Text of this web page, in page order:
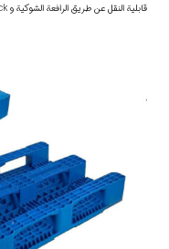
قابلية النقل عن طريق الرافعة الشوكية و Pallet jack جك باليت (بليت جك/جاك البليت